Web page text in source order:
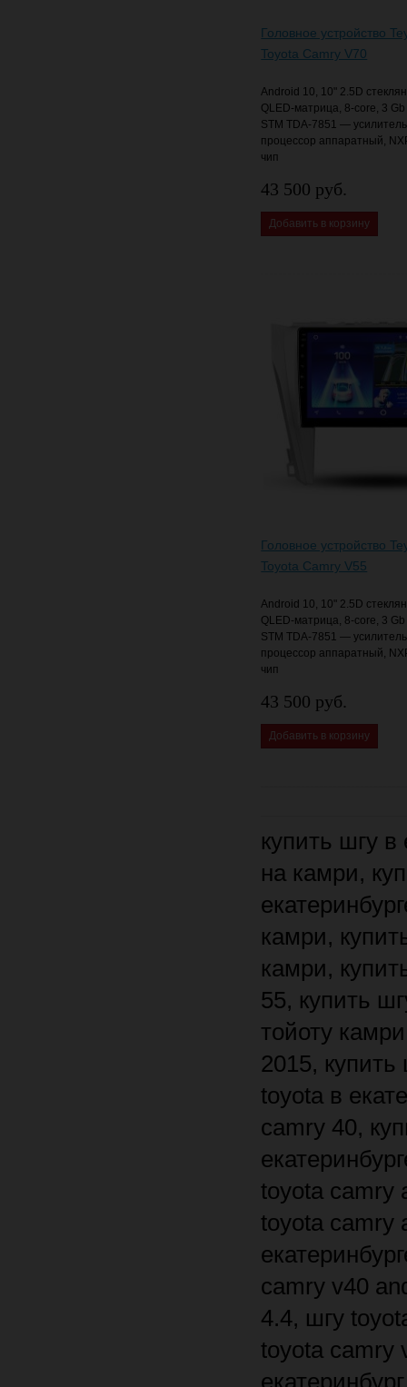
Головное устройство
Toyota Camry V70
Android 10, 10" 2.5D
QLED-матрица, 8-core, 3
STM TDA-7851 —
процессор аппаратный,
чип
43 500 руб.
Добавить в корзину
Головное устройство
Toyota Camry V55
Android 10, 10" 2.5D
QLED-матрица, 8-core, 3
STM TDA-7851 —
процессор аппаратный,
чип
43 500 руб.
Добавить в корзину
купить шгу в екатеринбурге, купить шгу, купить шгу в екатеринбурге на камри, купить шгу в екатеринбурге на тойота, купить шгу в екатеринбурге на тойоту, купить шгу в екатеринбурге на тойоту камри, купить шгу на тойоту камри 40, купить шгу на тойоту камри, купить шгу на тойоту камри 50, купить шгу на тойоту камри 55, купить шгу на тойоту камри 40 в екатеринбурге, купить шгу на тойоту камри 50 в екатеринбурге, купить шгу на тойоту камри 55 2015, купить шгу toyota, купить шгу toyota екатеринбург, купить шгу toyota в екатеринбурге, купить шгу toyota camry, купить шгу toyota camry 40, купить шгу toyota camry V40, купить шгу toyota camry в екатеринбурге, купить шгу toyota camry екатеринбург, купить шгу toyota camry android, купить шгу toyota camry на android, купить шгу toyota camry android екатеринбург, купить шгу toyota camry android в екатеринбурге, шгу toyota camry, шгу toyota camry v40, шгу toyota camry v40 android 4.4 x-sound ks-8007, шгу toyota camry v40 android 4.4, шгу toyota camry v40 android, шгу toyota camry v40 android 4.4, шгу toyota camry v40 купить, шгу toyota camry v40 купить екатеринбург, шгу toyota camry v40 купить в екатеринбурге, шгу toyota camry v40 на андроид, шгу toyota camry 2012-14 mydean 3131, шгу toyota camry 2012-14, шгу toyota camry v50, шгу toyota camry v50 екатеринбург, шгу toyota camry v50 купить, шгу toyota camry v50 купить в екатеринбурге, шгу toyota camry v55, шгу toyota camry v55 екатеринбург, шгу toyota camry v55 купить, шгу toyota camry v55 купить в екатеринбурге, шгу toyota camry 06-11 incar ahr-2288 android 4.4.4/1024 600 wi-fi, шгу toyota camry 2015, шгу камри 40, шгу камри 40 купить, шгу камри 40 екатеринбург, шгу камри 40 купить в екатеринбурге, шгу камри 40 swat, купить шгу на тойоту камри 40, шгу тойота камри 40, шгу на камри 40, шгу камри 50, шгу камри 50 купить, шгу камри 50 екатеринбург, шгу камри 50 купить в екатеринбурге, шгу тойота камри 50,